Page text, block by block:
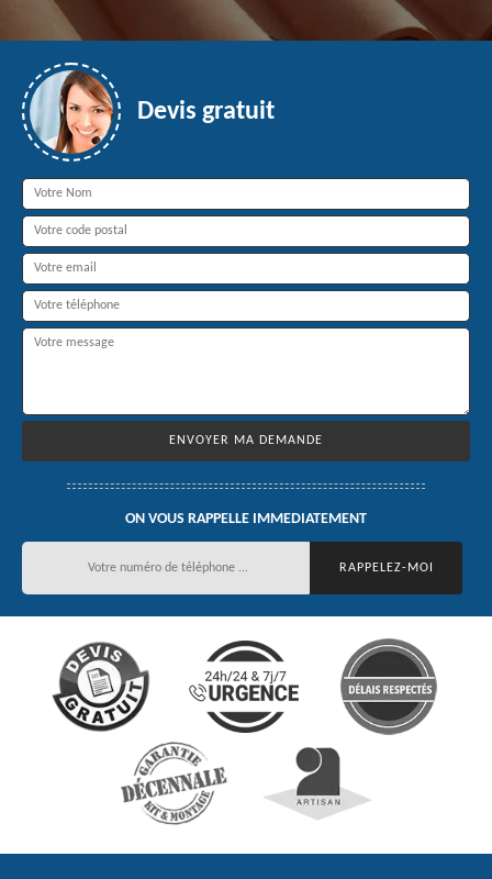
Devis gratuit
ON VOUS RAPPELLE IMMEDIATEMENT